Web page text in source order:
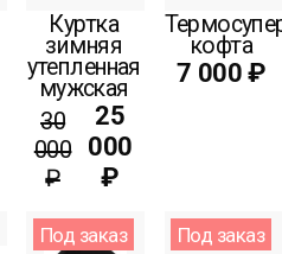
Куртка
зимняя
утепленная
мужская
30
000
₽
25
000
₽
кофта
7 000 ₽
Под заказ Под заказ